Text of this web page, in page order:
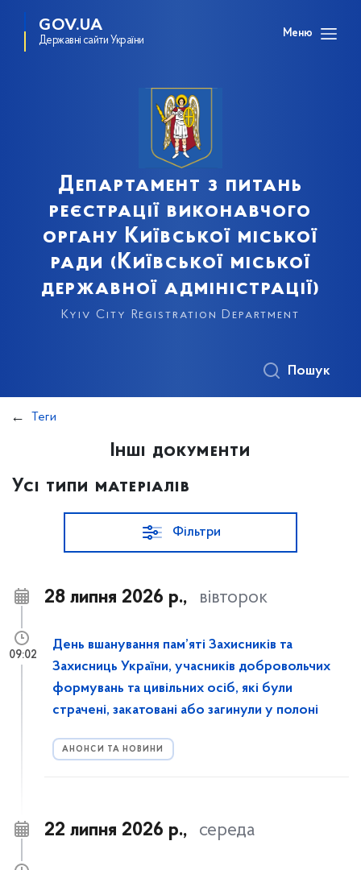
GOV.UA
Державні сайти України
Меню
Департамент з питань
реєстрації виконавчого
органу Київської міської
ради (Київської міської
державної адміністрації)
Kyiv City Registration Department
Пошук
Теги
Інші документи
Усі типи матеріалів
Фільтри
28 липня 2026 р., вівторок
День вшанування пам’яті Захисників та
Захисниць України, учасників добровольчих
формувань та цивільних осіб, які були
страчені, закатовані або загинули у полоні
АНОНСИ ТА НОВИНИ
09:02
22 липня 2026 р., середа